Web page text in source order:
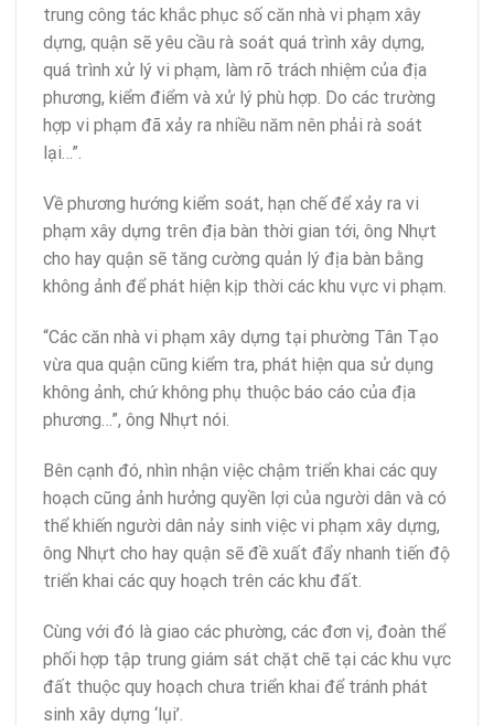
trung công tác khắc phục số căn nhà vi phạm xây
dựng, quận sẽ yêu cầu rà soát quá trình xây dựng,
quá trình xử lý vi phạm, làm rõ trách nhiệm của địa
phương, kiểm điểm và xử lý phù hợp. Do các trường
hợp vi phạm đã xảy ra nhiều năm nên phải rà soát
lại…”.
Về phương hướng kiểm soát, hạn chế để xảy ra vi
phạm xây dựng trên địa bàn thời gian tới, ông Nhựt
cho hay quận sẽ tăng cường quản lý địa bàn bằng
không ảnh để phát hiện kịp thời các khu vực vi phạm.
“Các căn nhà vi phạm xây dựng tại phường Tân Tạo
vừa qua quận cũng kiểm tra, phát hiện qua sử dụng
không ảnh, chứ không phụ thuộc báo cáo của địa
phương…”, ông Nhựt nói.
Bên cạnh đó, nhìn nhận việc chậm triển khai các quy
hoạch cũng ảnh hưởng quyền lợi của người dân và có
thể khiến người dân nảy sinh việc vi phạm xây dựng,
ông Nhựt cho hay quận sẽ đề xuất đẩy nhanh tiến độ
triển khai các quy hoạch trên các khu đất.
Cùng với đó là giao các phường, các đơn vị, đoàn thể
phối hợp tập trung giám sát chặt chẽ tại các khu vực
đất thuộc quy hoạch chưa triển khai để tránh phát
sinh xây dựng ‘lụi’.